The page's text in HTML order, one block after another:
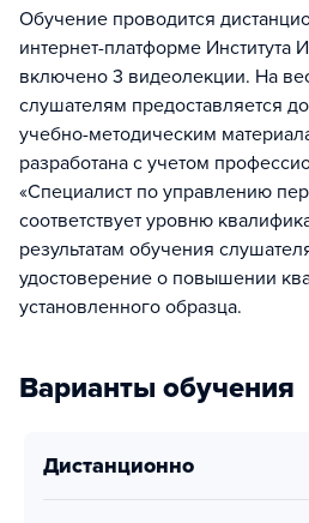
Обучение проводится
интернет-платформе
включено 3 видеолекции. На
слушателям предоставляется
учебно-методическим
разработана с учетом
«Специалист по управлению
соответствует уровню
результатам обучения
удостоверение о повышении
установленного образца.
Варианты обучения
дистанционно